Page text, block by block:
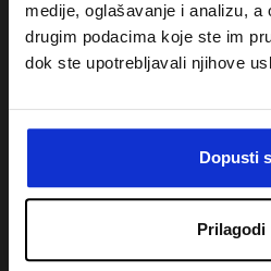
medije, oglašavanje i analizu, a
drugim podacima koje ste im
dok ste upotrebljavali njihove
Dopusti
Prilagodi